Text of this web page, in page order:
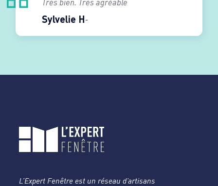
Sylvelie H
Très bien. Très agréable
L’Expert Fenêtre est un réseau d’artisans